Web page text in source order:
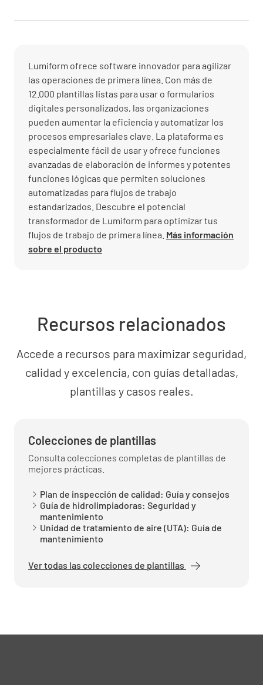
Lumiform ofrece software innovador para agilizar
las operaciones de primera línea. Con más de
12.000 plantillas listas para usar o formularios
digitales personalizados, las organizaciones
pueden aumentar la eficiencia y automatizar los
procesos empresariales clave. La plataforma es
especialmente fácil de usar y ofrece funciones
avanzadas de elaboración de informes y potentes
funciones lógicas que permiten soluciones
automatizadas para flujos de trabajo
estandarizados. Descubre el potencial
transformador de Lumiform para optimizar tus
flujos de trabajo de primera línea. Más información
sobre el producto
Recursos relacionados
Accede a recursos para maximizar seguridad,
calidad y excelencia, con guías detalladas,
plantillas y casos reales.
Colecciones de plantillas
Consulta colecciones completas de plantillas de
mejores prácticas.
Plan de inspección de calidad: Guía y consejos
Guía de hidrolimpiadoras: Seguridad y
mantenimiento
Unidad de tratamiento de aire (UTA): Guía de
mantenimiento
Ver todas las colecciones de plantillas